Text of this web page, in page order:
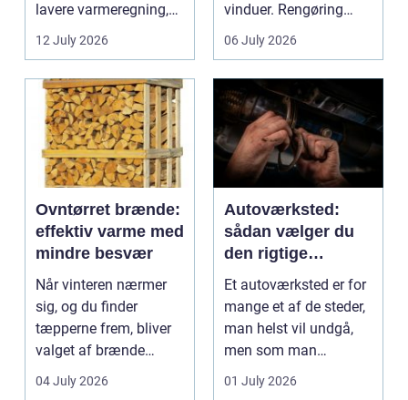
lavere varmeregning,
mindre CO2-udslip og
12 July 2026
vinduer. Rengøring
påvirker medarbejder...
06 July 2026
Ovntørret brænde:
effektiv varme med
mindre besvær
Når vinteren nærmer
sig, og du finder
tæpperne frem, bliver
valget af brænde
pludselig vigtigt.
Mang...
04 July 2026
Autoværksted:
sådan vælger du
den rigtige
mekaniker
Et autoværksted er for
mange et af de steder,
man helst vil undgå,
men som man
alligevel...
01 July 2026